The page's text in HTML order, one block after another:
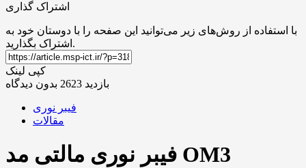
اشتراک گذاری
با استفاده از روش‌های زیر می‌توانید این صفحه را با دوستان خود به
اشتراک بگذارید.
کپی لینک
بازدید 2623
بدون دیدگاه
فیبر نوری
مقالات
فیبر نوری مالتی مد OM3